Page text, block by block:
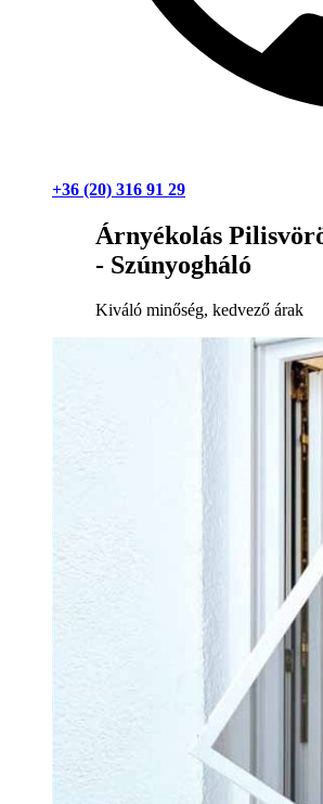
+36 (20) 316 91 29
Árnyékolás
- Szúnyogháló
Kiváló minőség, kedvező árak